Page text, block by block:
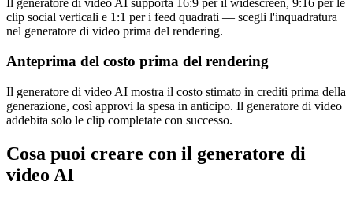
clip social verticali e 1:1 per i feed quadrati — scegli l'inquadratura
nel generatore di video prima del rendering.
Anteprima del costo prima del rendering
Il generatore di video AI mostra il costo stimato in crediti prima della
generazione, così approvi la spesa in anticipo. Il generatore di video
addebita solo le clip completate con successo.
Cosa puoi creare con il generatore di
video AI